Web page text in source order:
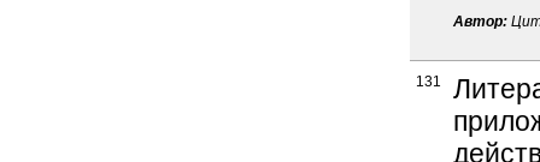
Автор:
131